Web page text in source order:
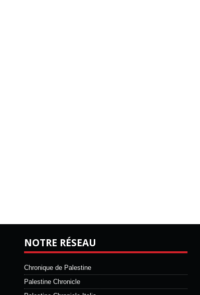
NOTRE RÉSEAU
Chronique de Palestine
Palestine Chronicle